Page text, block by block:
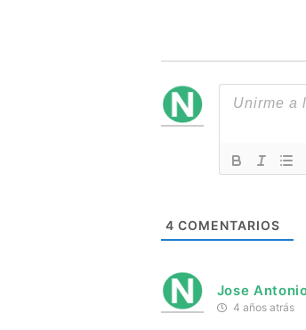
4 COMENTARIOS
Jose
4 años atrás